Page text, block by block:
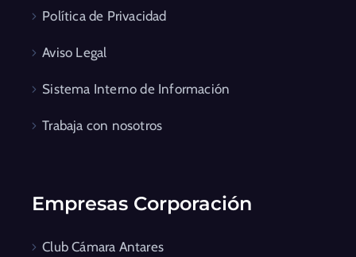
Política de Privacidad
Aviso Legal
Sistema Interno de Información
Trabaja con nosotros
Empresas Corporación
Club Cámara Antares